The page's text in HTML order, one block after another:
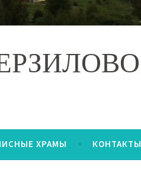
ХРАМЫ КОНТАКТЫ